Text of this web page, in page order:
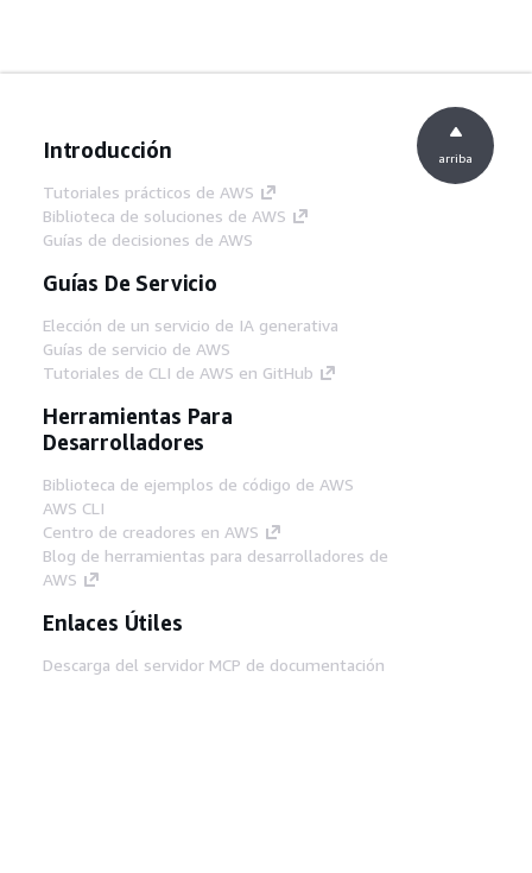
Introducción
Tutoriales prácticos de AWS
Biblioteca de soluciones de AWS
Guías de decisiones de AWS
Guías De Servicio
Elección de un servicio de IA generativa
Guías de servicio de AWS
Tutoriales de CLI de AWS en GitHub
Herramientas Para
Desarrolladores
Biblioteca de ejemplos de código de AWS
AWS CLI
Centro de creadores en AWS
Blog de herramientas para desarrolladores de
AWS
Enlaces Útiles
Descarga del servidor MCP de documentación
arriba